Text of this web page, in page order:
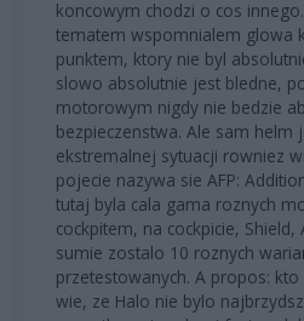
koncowym chodzi o cos
tematem wspomnialem glowa
punktem, ktory nie byl
slowo absolutnie jest bledne,
motorowym nigdy nie bedzie
bezpieczenstwa. Ale sam helm
ekstremalnej sytuacji rowniez
pojecie nazywa sie AFP:
tutaj byla cala gama roznych
cockpitem, na cockpicie, Shield,
sumie zostalo 10 roznych
przetestowanych. A propos:
wie, ze Halo nie bylo